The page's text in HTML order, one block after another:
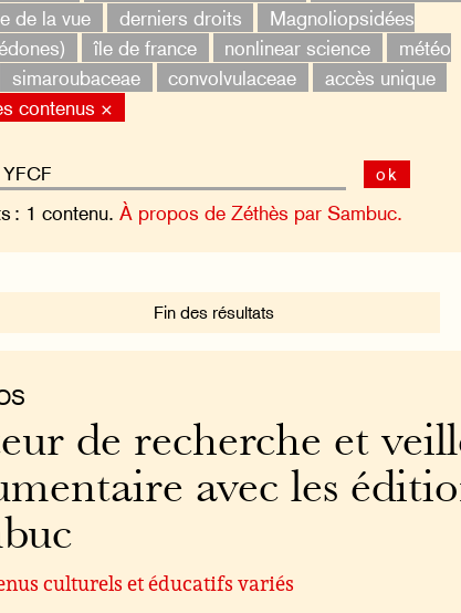
de la vue
derniers droits
Magnoliopsidées
île de france nonlinear science
météo
simaroubaceae convolvulaceae
accès unique
contenus ×
ok
: 1 contenu. À propos de Zéthès par Sambuc.
Fin des résultats
de recherche et
avec les
culturels et éducatifs variés